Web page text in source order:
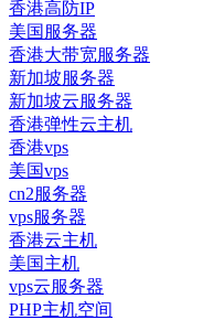
香港高防IP
美国服务器
香港大带宽服务器
新加坡服务器
新加坡云服务器
香港弹性云主机
香港vps
美国vps
cn2服务器
vps服务器
香港云主机
美国主机
vps云服务器
PHP主机空间